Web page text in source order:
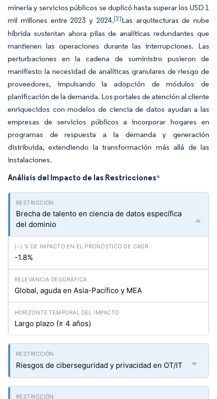
minería y servicios públicos se duplicó hasta superar los USD 1
mil millones entre 2023 y 2024.[2]Las arquitecturas de nube
híbrida sustentan ahora pilas de analíticas redundantes que
mantienen las operaciones durante las interrupciones. Las
perturbaciones en la cadena de suministro pusieron de
manifiesto la necesidad de analíticas granulares de riesgo de
proveedores, impulsando la adopción de módulos de
planificación de la demanda. Los portales de atención al cliente
enriquecidos con modelos de ciencia de datos ayudan a las
empresas de servicios públicos a incorporar hogares en
programas de respuesta a la demanda y generación
distribuida, extendiendo la transformación más allá de las
instalaciones.
Análisis del Impacto de las Restricciones*
Brecha de talento en ciencia de datos específica
del dominio
-1.8%
Global, aguda en Asia-Pacífico y MEA
Largo plazo (≥ 4 años)
Riesgos de ciberseguridad y privacidad en OT/IT